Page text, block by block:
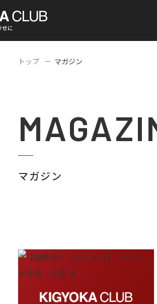
トップ マガジン
マガジン